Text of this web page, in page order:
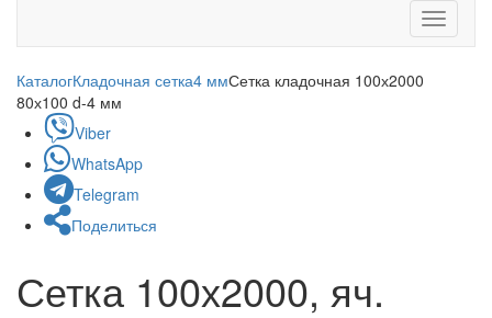
Toggle
КаталогКладочная сетка4 ммСетка кладочная 100х2000
80х100 d-4 мм
Viber
WhatsApp
Telegram
Поделиться
Сетка 100х2000, яч.